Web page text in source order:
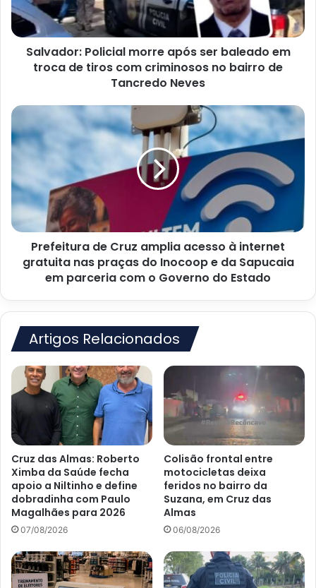
em
troca
de
tiros
bairro
Tancredo
Neves
Salvador: Policial morre após ser baleado em
troca de tiros com criminosos no bairro de
Tancredo Neves
Prefeitura
de
Cruz
à
internet
gratuita
nas
praças
em
parceria
com
Governo
do
Estado
Prefeitura de Cruz amplia acesso à internet
gratuita nas praças do Inocoop e da Sapucaia
em parceria com o Governo do Estado
Artigos Relacionados
Cruz das Almas: Roberto
Ximba da Saúde fecha
apoio a Niltinho e define
dobradinha com Paulo
Magalhães para 2026
07/08/2026
Colisão frontal entre
motocicletas deixa
feridos no bairro da
Suzana, em Cruz das
Almas
06/08/2026